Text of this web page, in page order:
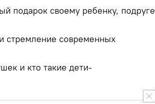
подарок своему ребенку, подруге
стремление современных
и кто такие дети-